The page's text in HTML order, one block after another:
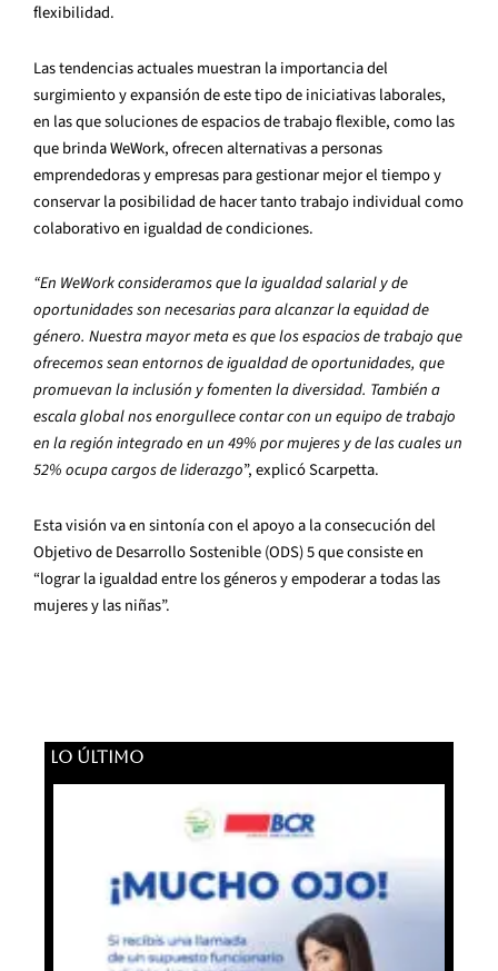
flexibilidad.
Las tendencias actuales muestran la importancia del
surgimiento y expansión de este tipo de iniciativas laborales,
en las que soluciones de espacios de trabajo flexible, como las
que brinda WeWork, ofrecen alternativas a personas
emprendedoras y empresas para gestionar mejor el tiempo y
conservar la posibilidad de hacer tanto trabajo individual como
colaborativo en igualdad de condiciones.
“En WeWork consideramos que la igualdad salarial y de
oportunidades son necesarias para alcanzar la equidad de
género. Nuestra mayor meta es que los espacios de trabajo que
ofrecemos sean entornos de igualdad de oportunidades, que
promuevan la inclusión y fomenten la diversidad. También a
escala global nos enorgullece contar con un equipo de trabajo
en la región integrado en un 49% por mujeres y de las cuales un
52% ocupa cargos de liderazgo”, explicó Scarpetta.
Esta visión va en sintonía con el apoyo a la consecución del
Objetivo de Desarrollo Sostenible (ODS) 5 que consiste en
“lograr la igualdad entre los géneros y empoderar a todas las
mujeres y las niñas”.
LO ÚLTIMO